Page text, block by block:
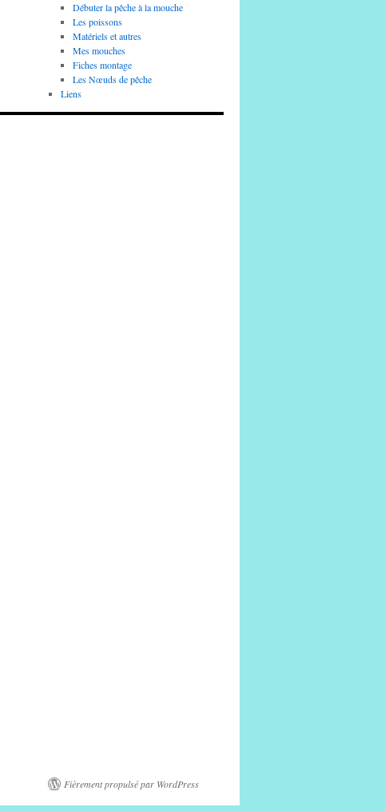
Débuter la pêche à la mouche
Les poissons
Matériels et autres
Mes mouches
Fiches montage
Les Nœuds de pêche
Liens
Fièrement propulsé par WordPress